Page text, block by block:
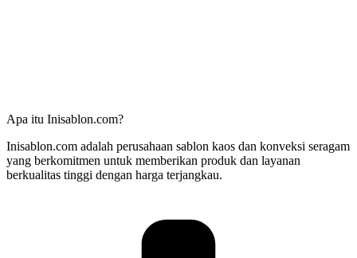
Apa itu Inisablon.com?
Inisablon.com adalah perusahaan sablon kaos dan konveksi seragam
yang berkomitmen untuk memberikan produk dan layanan
berkualitas tinggi dengan harga terjangkau.